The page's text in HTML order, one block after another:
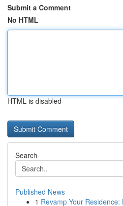
Submit a Comment
No HTML
HTML is disabled
Search
Published News
1 Revamp Your